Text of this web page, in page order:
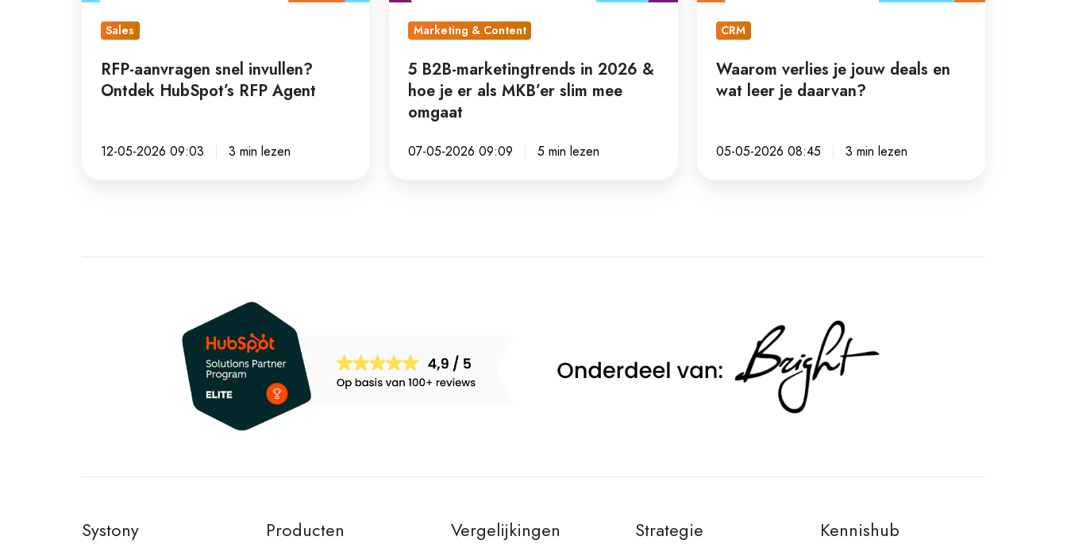
Sales
RFP-aanvragen snel invullen?
Ontdek HubSpot’s RFP Agent
12-05-2026 09:03 3 min lezen
MKB’er
slim
mee
omgaat
Marketing & Content
5 B2B-marketingtrends in 2026 &
hoe je er als MKB’er slim mee
omgaat
07-05-2026 09:09 5 min lezen
CRM
Waarom verlies je jouw deals en
wat leer je daarvan?
05-05-2026 08:45 3 min lezen
Systony Producten Vergelijkingen Strategie Kennishub